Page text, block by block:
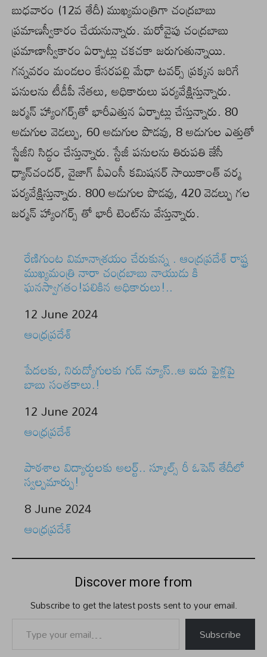
బుధవారం (12వ తేదీ) ముఖ్యమంత్రిగా చంద్రబాబు
ప్రమాణస్వీకారం చేయనున్నారు. మరోవైపు చంద్రబాబు
ప్రమాణాస్వీకారం ఏర్పాట్లు చకచకా జరుగుతున్నాయి.
గన్నవరం మండలం కేసరపల్లి మేధా టవర్స్‌ ప్రక్కన జరిగే
పనులను టీడీపీ నేతలు, అధికారులు పర్యవేక్షిస్తున్నారు.
జర్మన్‌ హ్యాంగర్స్‌తో భారీఎత్తున ఏర్పాట్లు చేస్తున్నారు. 80
అడుగుల వెడల్పు, 60 అడుగుల పొడవు, 8 అడుగుల ఎత్తుతో
స్జేజీని సిద్ధం చేస్తున్నారు. స్టేజీ పనులను తిరుపతి జేసీ
ధ్యాన్‌చందర్‌, వైజాగ్‌ వీఎంసీ కమిషనర్‌ సాయికాంత్‌ వర్మ
పర్యవేక్షిస్తున్నారు. 800 అడుగుల పొడవు, 420 వెడల్పు గల
జర్మన్‌ హ్యాంగర్స్‌ తో భారీ టెంట్‌ను వేస్తున్నారు.
రేణిగుంట విమానాశ్రయం చేరుకున్న . ఆంద్రప్రదేశ్ రాష్ట్ర
ముఖ్యమంత్రి నారా చంద్రబాబు నాయుడు కి
ఘనస్వాగతం!పలికిన అధికారులు!..
Date
12 June 2024
In relation to
ఆంధ్రప్రదేశ్
పేదలకు, నిరుద్యోగులకు గుడ్ న్యూస్..ఆ ఐదు ఫైళ్లపై
బాబు సంతకాలు.!
Date
12 June 2024
In relation to
ఆంధ్రప్రదేశ్
పాఠశాల విద్యార్ధులకు అలర్ట్‌.. స్కూల్స్ రీ ఓపెన్‌ తేదీలో
స్వల్పమార్పు!
Date
8 June 2024
In relation to
ఆంధ్రప్రదేశ్
Discover more from
Subscribe to get the latest posts sent to your email.
Subscribe